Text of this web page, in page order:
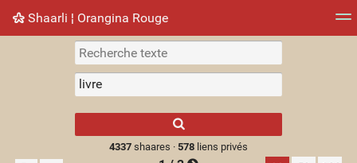
Shaarli ¦ Orangina Rouge
Nuage de tags Mur d'images
results.
4337shaares · 578liens privés